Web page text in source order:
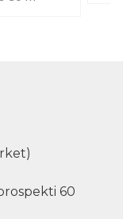
60